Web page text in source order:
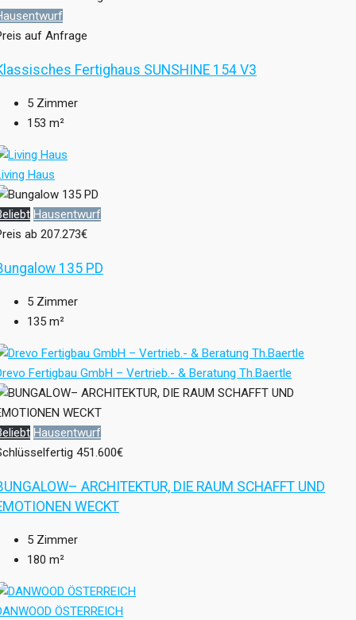
auf Anfrage
Fertighaus SUNSHINE 154 V3
5 Zimmer
153 m²
Haus
Hausentwurf
ab 207.273€
135 PD
5 Zimmer
135 m²
Fertigbau GmbH – Vertrieb.- & Beratung Th.Baertle
Hausentwurf
451.600€
ARCHITEKTUR, DIE RAUM SCHAFFT UND
WECKT
5 Zimmer
180 m²
ÖSTERREICH